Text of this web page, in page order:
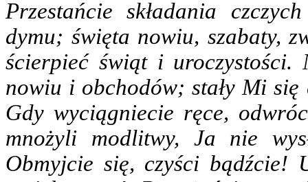
Przestańcie składania
dymu; święta nowiu, szabaty,
ścierpieć świąt i uroczystości.
nowiu i obchodów; stały Mi
Gdy wyciągniecie ręce,
mnożyli modlitwy, Ja nie
Obmyjcie się, czyści bądźcie!